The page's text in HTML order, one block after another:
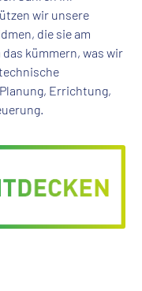
wir unsere
die sie am
kümmern, was wir
Errichtung,